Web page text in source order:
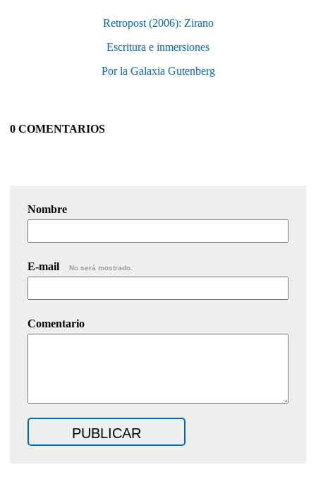
Retropost (2006): Zirano
Escritura e inmersiones
Por la Galaxia Gutenberg
0 COMENTARIOS
Nombre
E-mail No será mostrado.
Comentario